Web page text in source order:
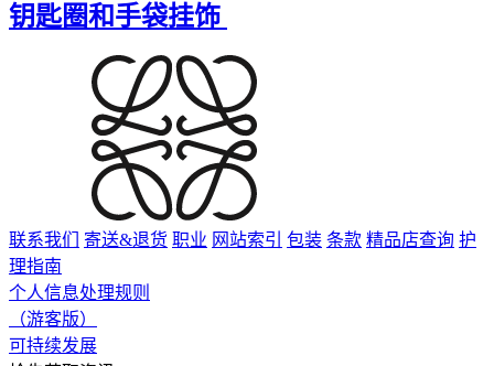
钥匙圈和手袋挂饰
联系我们 寄送&退货 职业 网站索引 包装 条款 精品店查询 护
理指南
个人信息处理规则
（游客版）
可持续发展